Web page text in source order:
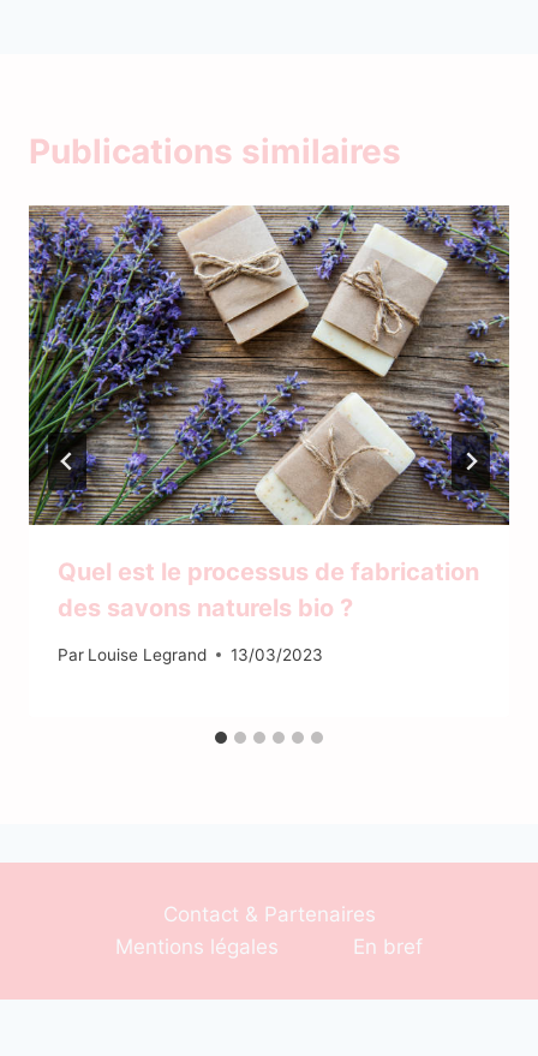
Publications similaires
Quel est le processus de fabrication
des savons naturels bio ?
Par Louise Legrand 13/03/2023
Contact & Partenaires
Mentions légales
En bref